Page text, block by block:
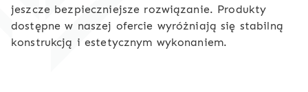
jeszcze bezpieczniejsze rozwiązanie. Produkty
dostępne w naszej ofercie wyróżniają się stabilną
konstrukcją i estetycznym wykonaniem.